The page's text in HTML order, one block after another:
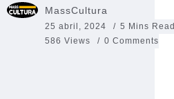
MassCultura
25 abril, 2024
5 Mins Read
586 Views
0 Comments